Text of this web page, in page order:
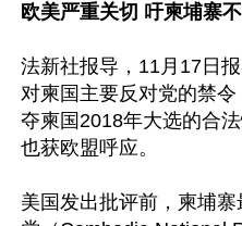
欧美严重关切 吁柬埔寨
法新社报导，11月17日
对柬国主要反对党的禁
夺柬国2018年大选的合
也获欧盟呼应。
美国发出批评前，柬埔